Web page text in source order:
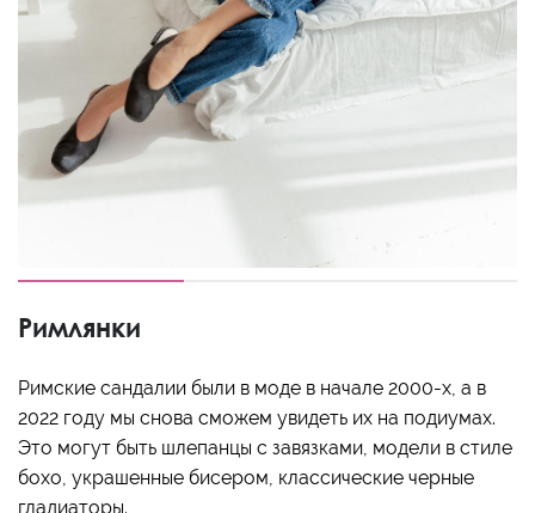
Римлянки
Римские сандалии были в моде в начале 2000-х, а в
2022 году мы снова сможем увидеть их на подиумах.
Это могут быть шлепанцы с завязками, модели в стиле
бохо, украшенные бисером, классические черные
гладиаторы.